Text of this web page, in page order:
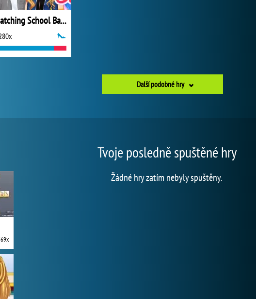
Matching School Bags
Další podobné hry
Tvoje posledně spuštěné hry
Žádné hry zatím nebyly spuštěny.